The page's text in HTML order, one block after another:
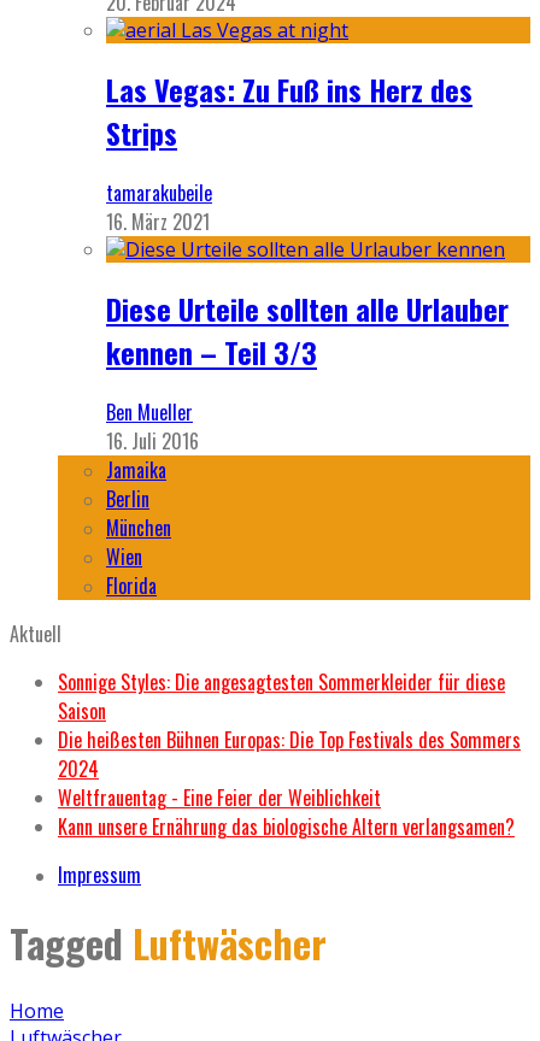
Las Vegas: Zu Fuß ins Herz des
Strips
tamarakubeile
16. März 2021
Diese Urteile sollten alle Urlauber
kennen – Teil 3/3
Ben Mueller
16. Juli 2016
Jamaika
Berlin
München
Wien
Florida
Aktuell
Sonnige Styles: Die angesagtesten Sommerkleider für diese
Saison
Die heißesten Bühnen Europas: Die Top Festivals des Sommers
2024
Weltfrauentag - Eine Feier der Weiblichkeit
Kann unsere Ernährung das biologische Altern verlangsamen?
Impressum
Tagged Luftwäscher
Home